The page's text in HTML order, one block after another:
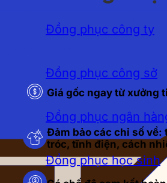
Đồng phục công ty
Đồng phục công sở
Đồng phục ngân
Đồng phục học sinh
Giá gốc ngay từ xưởng
Đảm bảo các chỉ số về:
tróc, tĩnh điện, cách